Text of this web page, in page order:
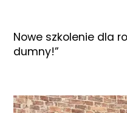
Nowe szkolenie dla
dumny!”